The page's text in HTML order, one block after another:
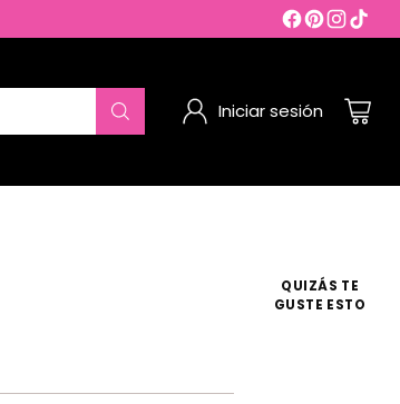
Iniciar sesión
QUIZÁS TE
GUSTE ESTO